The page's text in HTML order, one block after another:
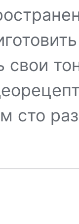
свои
сто